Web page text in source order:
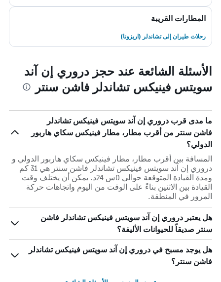
المطارات القريبة
رحلات طيران إلى تشاندلر (اريزونا)
الأسئلة الشائعة عند حجز دروري إن آند
سويتس فينيكس تشاندلر فاشن سنتر
ما مدى قرب دروري إن آند سويتس فينيكس تشاندلر
فاشن سنتر من أقرب مطار، مطار فينيكس سكاي هاربور
الدولي؟
المسافة بين أقرب مطار، مطار فينيكس سكاي هاربور الدولي و
دروري إن آند سويتس فينيكس تشاندلر فاشن سنتر هي 31 كم
ومدة القيادة المتوقعة حوالي 0س 24د. يمكن أن يختلف وقت
القيادة بين الاثنين بناءً على الوقت من اليوم واتجاهات حركة
المرور في المنطقة.
هل يعتبر دروري إن آند سويتس فينيكس تشاندلر فاشن
سنتر صديقاً للحيوانات الأليفة؟
هل يوجد مسبح في دروري إن آند سويتس فينيكس تشاندلر
فاشن سنتر؟